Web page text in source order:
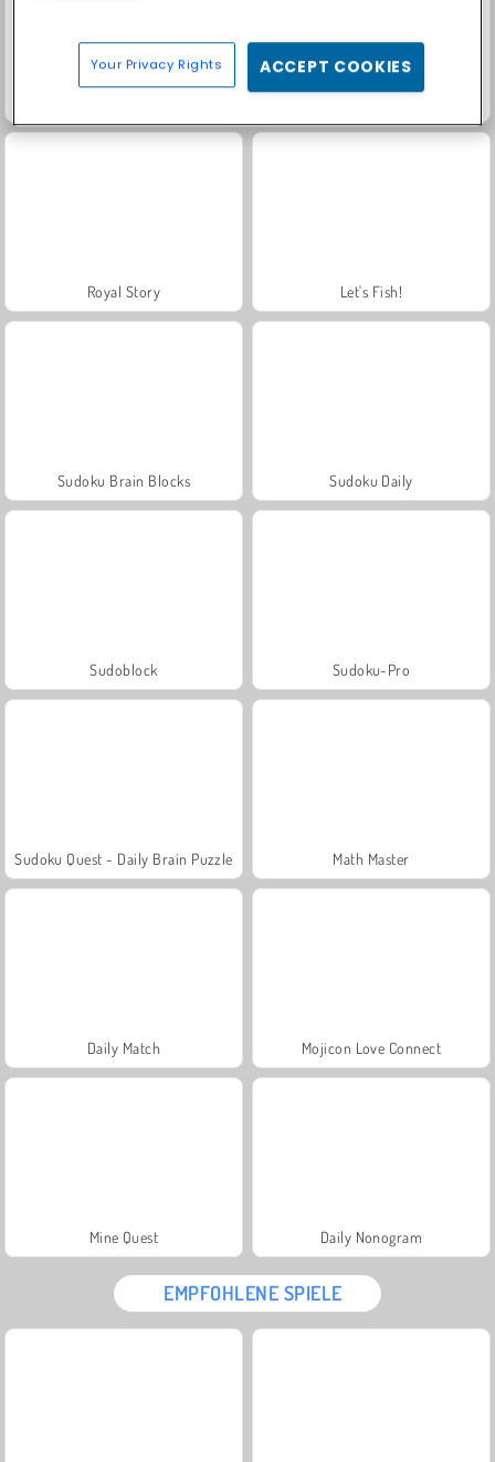
Royal Story Let's Fish!
Sudoku Brain Blocks Sudoku Daily
Sudoblock Sudoku-Pro
Sudoku Quest - Daily Brain Puzzle Math Master
Daily Match Mojicon Love Connect
Mine Quest Daily Nonogram
EMPFOHLENE SPIELE
Your Privacy Rights ACCEPT COOKIES